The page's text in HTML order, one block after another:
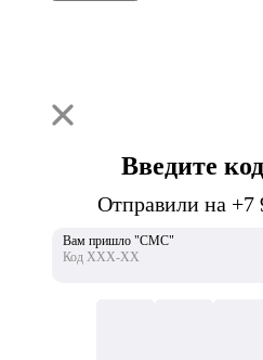
Введите
Отправили на +7
Вам пришло "СМС"
Код ХХХ-ХХ